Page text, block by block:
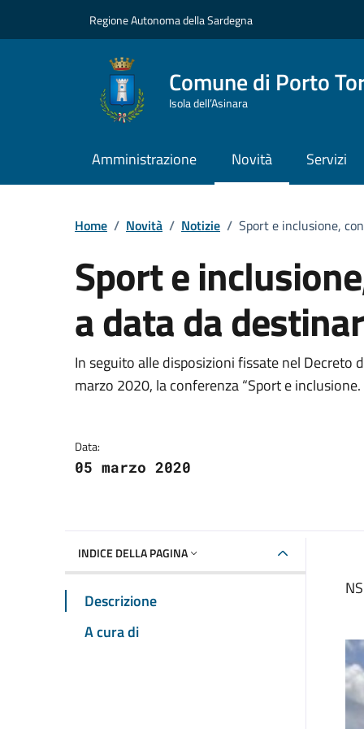
Regione Autonoma della Sardegna
Comune di Porto
Isola dell’Asinara
Amministrazione Novità Servizi
Home / Novità / Notizie / Sport e inclusione,
Sport e
a data da
Dettagli della notizia
In seguito alle disposizioni fissate nel Decreto
marzo 2020, la conferenza “Sport e
Data:
05 marzo 2020
INDICE DELLA PAGINA
Descrizione
A cura di